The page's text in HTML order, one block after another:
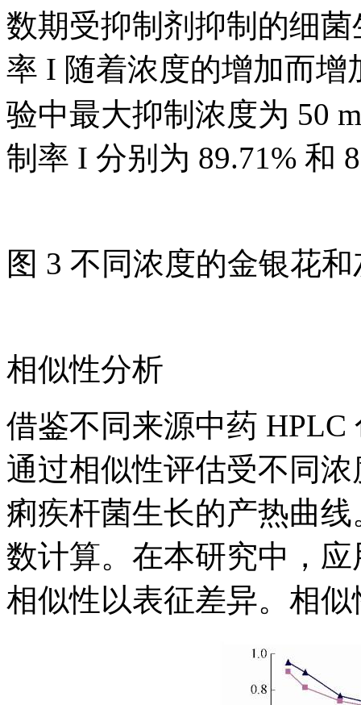
数期受抑制剂抑制的细
率 I 随着浓度的增加而
验中最大抑制浓度为 50
制率 I 分别为 89.71% 和
图 3 不同浓度的金银花
相似性分析
借鉴不同来源中药
通过相似性评估受不同
痢疾杆菌生长的产热曲
数计算。在本研究中，
相似性以表征差异。相